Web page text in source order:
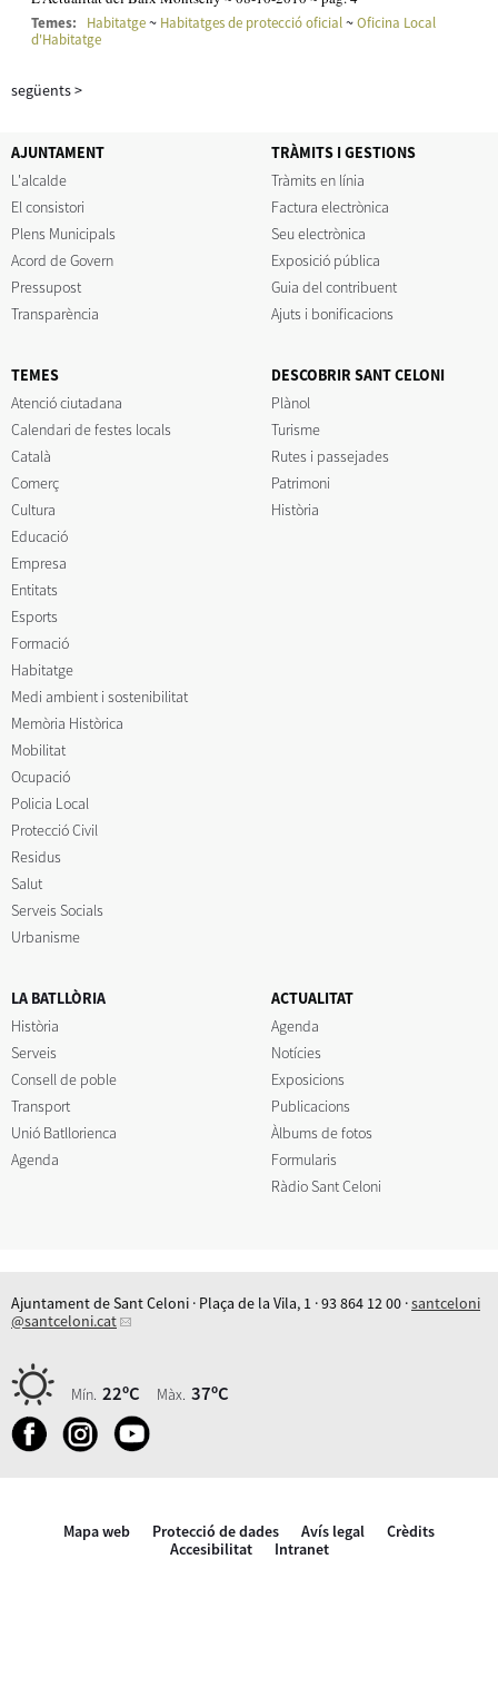
Temes: Habitatge~ Habitatges de protecció oficial~Oficina Local
d'Habitatge
següents>
AJUNTAMENT
L'alcalde
El consistori
Plens Municipals
Acord de Govern
Pressupost
Transparència
TRÀMITS I GESTIONS
Tràmits en línia
Factura electrònica
Seu electrònica
Exposició pública
Guia del contribuent
Ajuts i bonificacions
TEMES
Atenció ciutadana
Calendari de festes locals
Català
Comerç
Cultura
Educació
Empresa
Entitats
Esports
Formació
Habitatge
Medi ambient i sostenibilitat
Memòria Històrica
Mobilitat
Ocupació
Policia Local
Protecció Civil
Residus
Salut
Serveis Socials
Urbanisme
DESCOBRIR SANT CELONI
Plànol
Turisme
Rutes i passejades
Patrimoni
Història
LA BATLLÒRIA
Història
Serveis
Consell de poble
Transport
Unió Batllorienca
Agenda
ACTUALITAT
Agenda
Notícies
Exposicions
Publicacions
Àlbums de fotos
Formularis
Ràdio Sant Celoni
Ajuntament de Sant Celoni · Plaça de la Vila, 1 · 93 864 12 00 ·santceloni
@santceloni.cat
Mín. 22ºC Màx. 37ºC
Mapa web Protecció de dades Avís legal
Crèdits
Accesibilitat
Intranet